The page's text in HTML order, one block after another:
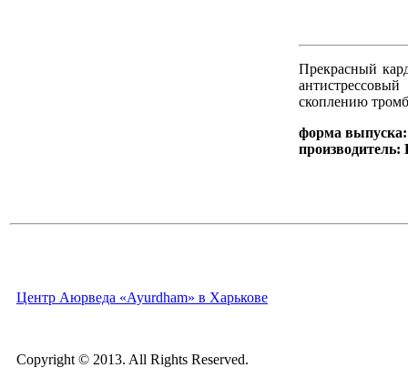
Прекрасный
скоплению
форма
Центр Аюрведа «Ayurdham» в Харькове
Copyright © 2013. All Rights Reserved.